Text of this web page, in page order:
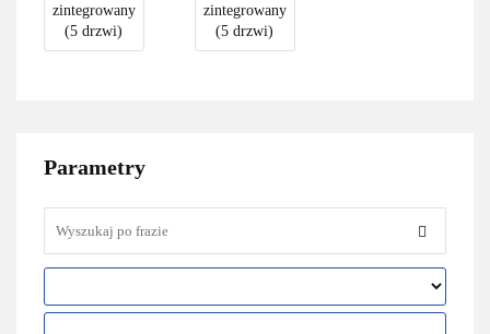
zintegrowany
(5 drzwi)
zintegrowany
(5 drzwi)
Parametry